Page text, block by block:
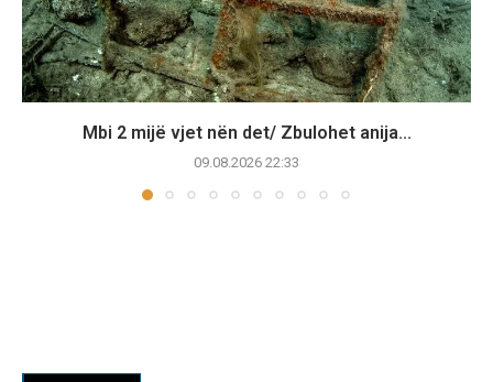
Mbi 2 mijë vjet nën det/ Zbulohet anija...
09.08.2026 22:33